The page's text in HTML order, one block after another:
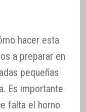
hacer esta
a preparar en
pequeñas
Es importante
falta el horno